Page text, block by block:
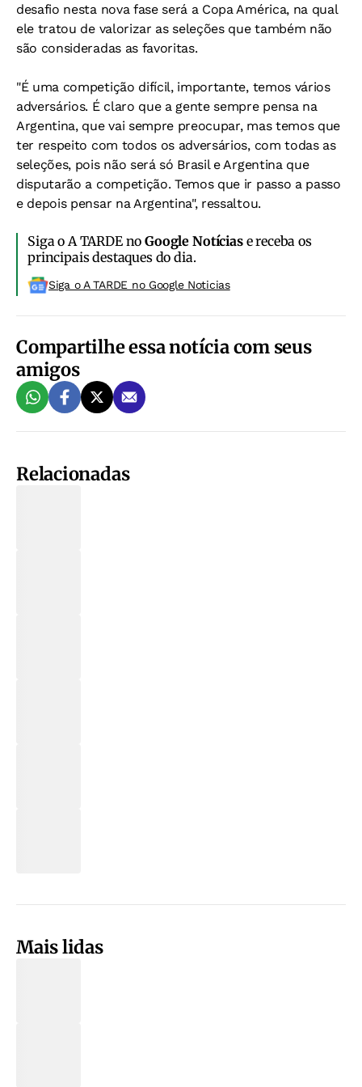
desafio nesta nova fase será a Copa América, na qual
ele tratou de valorizar as seleções que também não
são consideradas as favoritas.
"É uma competição difícil, importante, temos vários
adversários. É claro que a gente sempre pensa na
Argentina, que vai sempre preocupar, mas temos que
ter respeito com todos os adversários, com todas as
seleções, pois não será só Brasil e Argentina que
disputarão a competição. Temos que ir passo a passo
e depois pensar na Argentina", ressaltou.
Siga o A TARDE noGoogle Notíciase receba os
principais destaques do dia.
Siga o A TARDE no Google Noticias
Compartilhe essa notícia com seus
amigos
Relacionadas
Mais lidas